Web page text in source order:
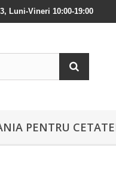
Luni-Vineri 10:00-19:00
PENTRU